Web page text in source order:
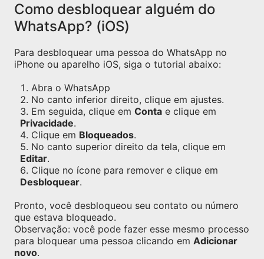
Como desbloquear alguém do
WhatsApp? (iOS)
Para desbloquear uma pessoa do WhatsApp no
iPhone ou aparelho iOS, siga o tutorial abaixo:
Abra o WhatsApp
No canto inferior direito, clique em ajustes.
Em seguida, clique em Conta e clique em
Privacidade.
Clique em Bloqueados.
No canto superior direito da tela, clique em
Editar.
Clique no ícone para remover e clique em
Desbloquear.
Pronto, você desbloqueou seu contato ou número
que estava bloqueado.
Observação: você pode fazer esse mesmo processo
para bloquear uma pessoa clicando em Adicionar
novo.